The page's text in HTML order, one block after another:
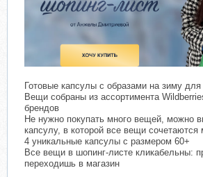
Готовые капсулы с образами на зиму
Вещи собраны из ассортимента
брендов
Не нужно покупать много вещей, можно
капсулу, в которой все вещи
4 уникальные капсулы с размером 60+
Все вещи в шопинг-листе кликабельны:
переходишь в магазин